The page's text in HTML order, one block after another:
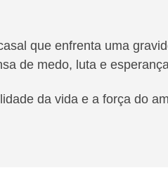
que enfrenta uma
de medo, luta e
da vida e a força do